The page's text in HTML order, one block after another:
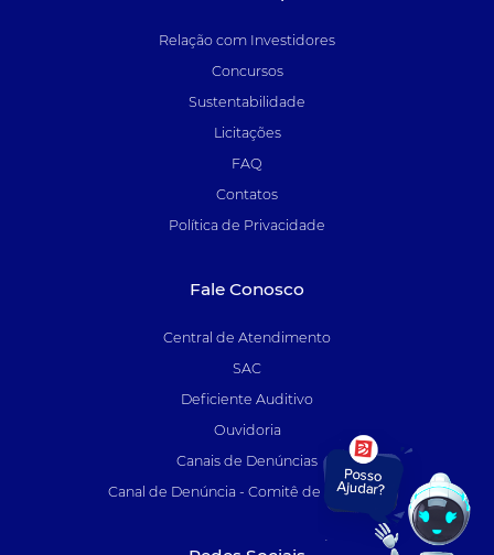
Relação com Investidores
Concursos
Sustentabilidade
Licitações
FAQ
Contatos
Política de Privacidade
Fale Conosco
Central de Atendimento
SAC
Deficiente Auditivo
Ouvidoria
Canais de Denúncias
Canal de Denúncia - Comitê de Auditoria